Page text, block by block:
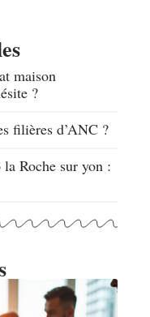
maison
?
filières d’ANC ?
Roche sur yon :